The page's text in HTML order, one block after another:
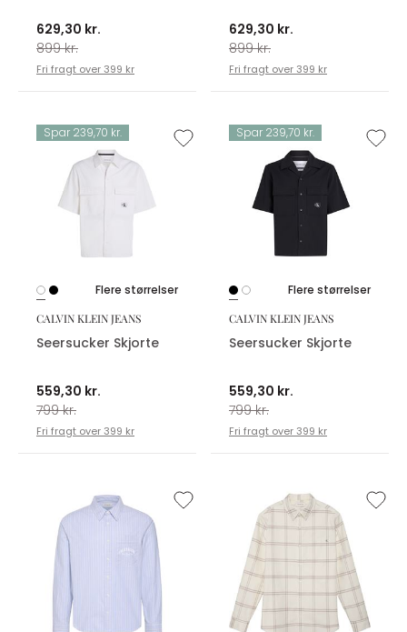
629,30 kr.
899 kr.
Fri fragt over 399 kr
629,30 kr.
899 kr.
Fri fragt over 399 kr
Spar 239,70 kr.
Flere størrelser
CALVIN KLEIN JEANS
Seersucker Skjorte
559,30 kr.
799 kr.
Fri fragt over 399 kr
Spar 239,70 kr.
Flere størrelser
CALVIN KLEIN JEANS
Seersucker Skjorte
559,30 kr.
799 kr.
Fri fragt over 399 kr